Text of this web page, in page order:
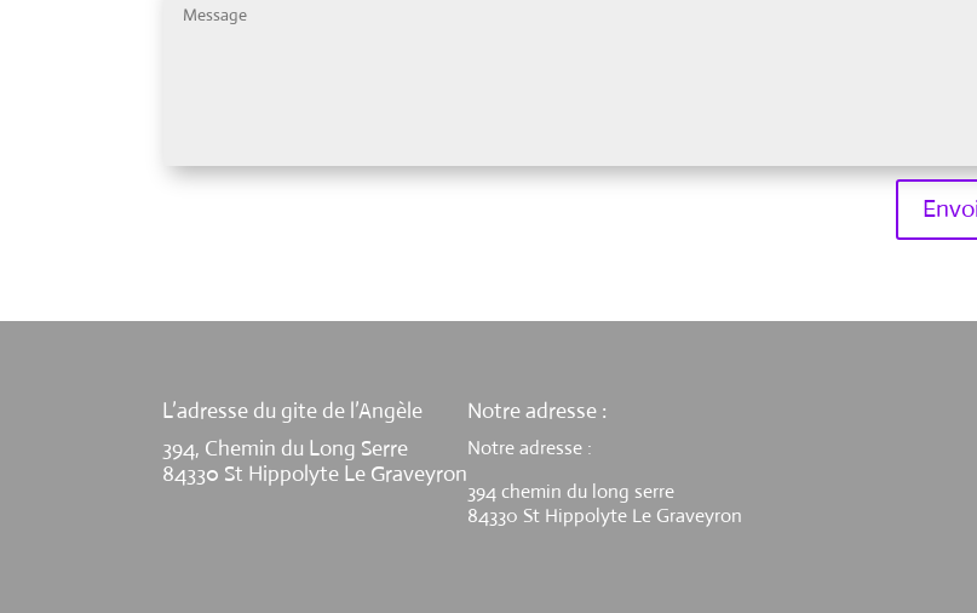
L’adresse du gite de l’Angèle
394, Chemin du Long Serre
84330 St Hippolyte Le Graveyron
Notre adresse :
Notre adresse :
394 chemin du long serre
84330 St Hippolyte Le Graveyron